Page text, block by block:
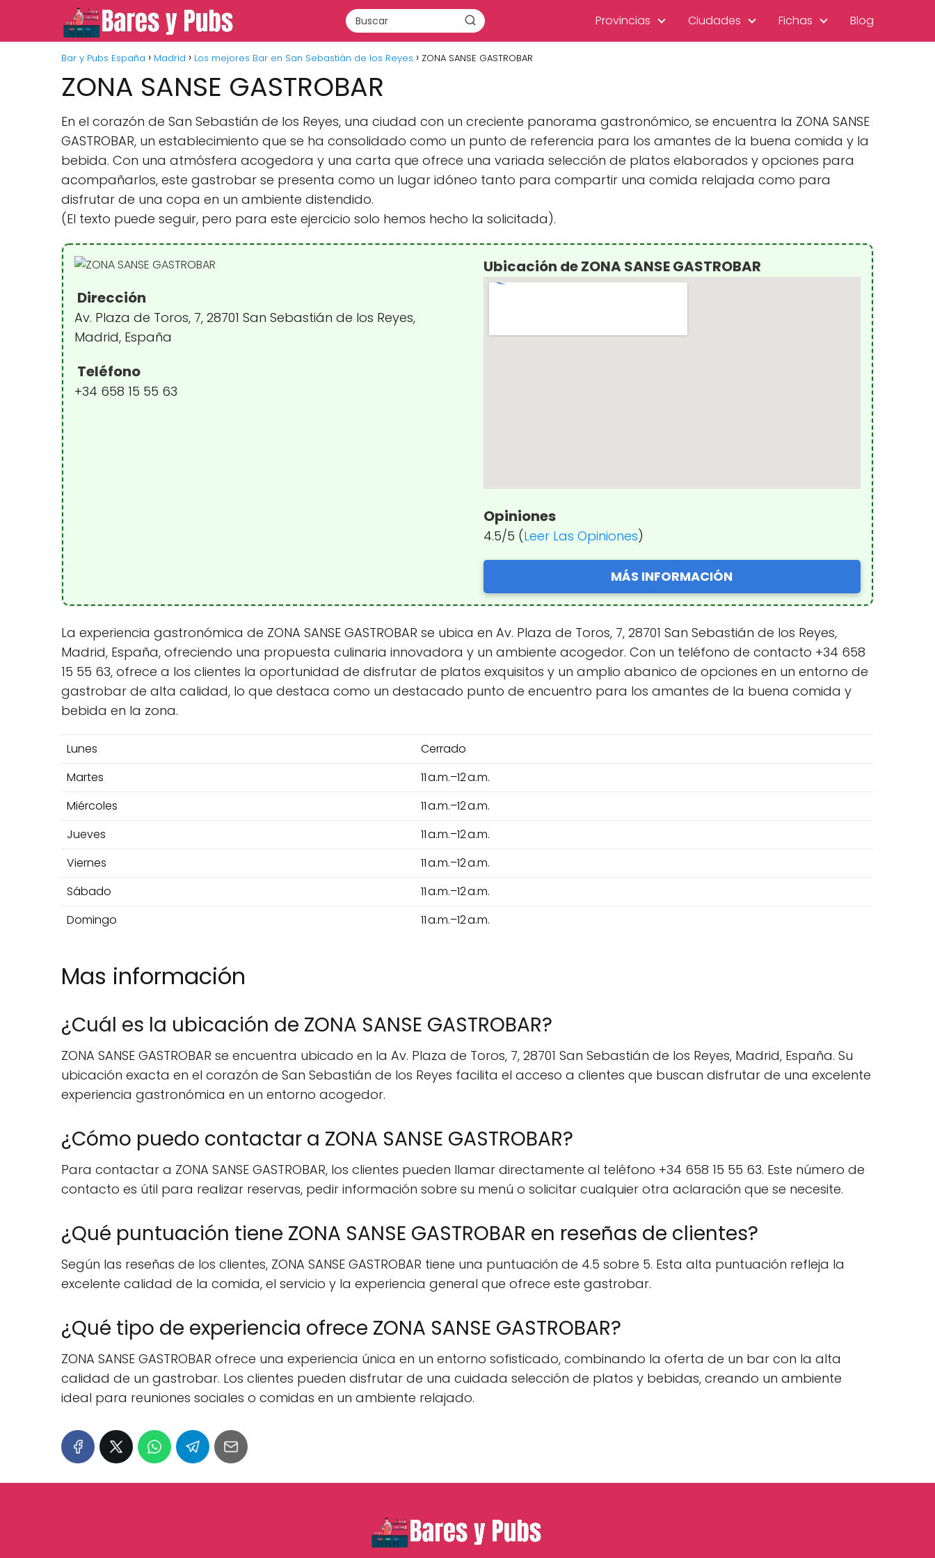
Provincias Ciudades Fichas Blog
Bar y Pubs España Madrid Los mejores Bar en San Sebastián de los Reyes ZONA SANSE GASTROBAR
ZONA SANSE GASTROBAR
En el corazón de San Sebastián de los Reyes, una ciudad con un creciente panorama gastronómico, se encuentra la ZONA SANSE
GASTROBAR, un establecimiento que se ha consolidado como un punto de referencia para los amantes de la buena comida y la
bebida. Con una atmósfera acogedora y una carta que ofrece una variada selección de platos elaborados y opciones para
acompañarlos, este gastrobar se presenta como un lugar idóneo tanto para compartir una comida relajada como para
disfrutar de una copa en un ambiente distendido.
(El texto puede seguir, pero para este ejercicio solo hemos hecho la solicitada).
Dirección
Av. Plaza de Toros, 7, 28701 San Sebastián de los Reyes,
Madrid, España
Teléfono
+34 658 15 55 63
Ubicación de ZONA SANSE GASTROBAR
Opiniones
4.5/5 (Leer Las Opiniones)
MÁS INFORMACIÓN
La experiencia gastronómica de ZONA SANSE GASTROBAR se ubica en Av. Plaza de Toros, 7, 28701 San Sebastián de los Reyes,
Madrid, España, ofreciendo una propuesta culinaria innovadora y un ambiente acogedor. Con un teléfono de contacto +34 658
15 55 63, ofrece a los clientes la oportunidad de disfrutar de platos exquisitos y un amplio abanico de opciones en un entorno de
gastrobar de alta calidad, lo que destaca como un destacado punto de encuentro para los amantes de la buena comida y
bebida en la zona.
Lunes
Cerrado
Martes
11 a.m.–12 a.m.
Miércoles
11 a.m.–12 a.m.
Jueves
11 a.m.–12 a.m.
Viernes
11 a.m.–12 a.m.
Sábado
11 a.m.–12 a.m.
Domingo
11 a.m.–12 a.m.
Mas información
¿Cuál es la ubicación de ZONA SANSE GASTROBAR?
ZONA SANSE GASTROBAR se encuentra ubicado en la Av. Plaza de Toros, 7, 28701 San Sebastián de los Reyes, Madrid, España. Su
ubicación exacta en el corazón de San Sebastián de los Reyes facilita el acceso a clientes que buscan disfrutar de una excelente
experiencia gastronómica en un entorno acogedor.
¿Cómo puedo contactar a ZONA SANSE GASTROBAR?
Para contactar a ZONA SANSE GASTROBAR, los clientes pueden llamar directamente al teléfono +34 658 15 55 63. Este número de
contacto es útil para realizar reservas, pedir información sobre su menú o solicitar cualquier otra aclaración que se necesite.
¿Qué puntuación tiene ZONA SANSE GASTROBAR en reseñas de clientes?
Según las reseñas de los clientes, ZONA SANSE GASTROBAR tiene una puntuación de 4.5 sobre 5. Esta alta puntuación refleja la
excelente calidad de la comida, el servicio y la experiencia general que ofrece este gastrobar.
¿Qué tipo de experiencia ofrece ZONA SANSE GASTROBAR?
ZONA SANSE GASTROBAR ofrece una experiencia única en un entorno sofisticado, combinando la oferta de un bar con la alta
calidad de un gastrobar. Los clientes pueden disfrutar de una cuidada selección de platos y bebidas, creando un ambiente
ideal para reuniones sociales o comidas en un ambiente relajado.